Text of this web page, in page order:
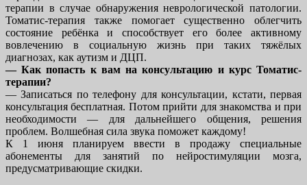
терапии в случае обнаружения неврологической патологии.
Томатис-терапия также помогает существенно облегчить
состояние ребёнка и способствует его более активному
вовлечению в социальную жизнь при таких тяжёлых
диагнозах, как аутизм и ДЦП.
— Как попасть к вам на консультацию и курс Томатис-
терапии?
— Записаться по телефону для консультации, кстати, первая
консультация бесплатная. Потом прийти для знакомства и при
необходимости — для дальнейшего общения, решения
проблем. Волшебная сила звука поможет каждому!
К 1 июня планируем ввести в продажу специальные
абонементы для занятий по нейростимуляции мозга,
предусматривающие скидки.